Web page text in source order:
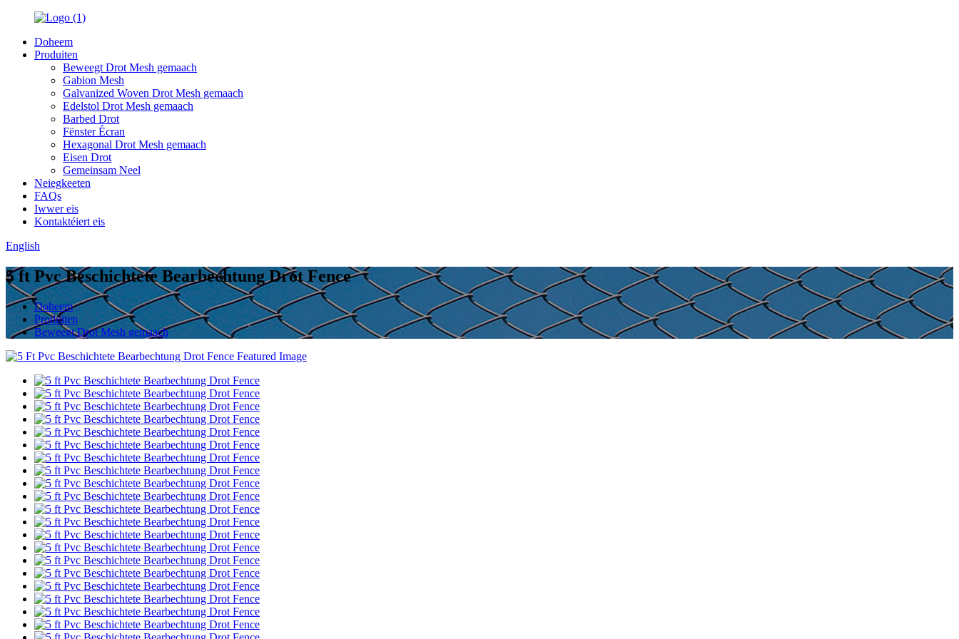
Doheem
Produiten
Beweegt Drot Mesh gemaach
Gabion Mesh
Galvanized Woven Drot Mesh gemaach
Edelstol Drot Mesh gemaach
Barbed Drot
Fënster Écran
Hexagonal Drot Mesh gemaach
Eisen Drot
Gemeinsam Neel
Neiegkeeten
FAQs
Iwwer eis
Kontaktéiert eis
English
5 ft Pvc Beschichtete Bearbechtung Drot Fence
Doheem
Produiten
Beweegt Drot Mesh gemaach